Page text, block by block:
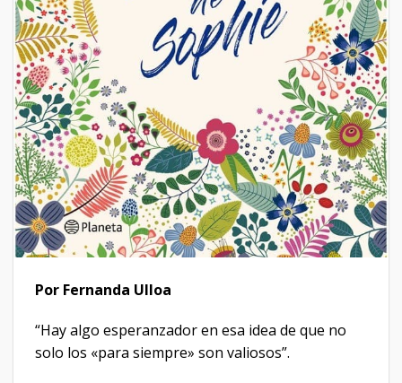
Por Fernanda Ulloa
“Hay algo esperanzador en esa idea de que no
solo los «para siempre» son valiosos”.